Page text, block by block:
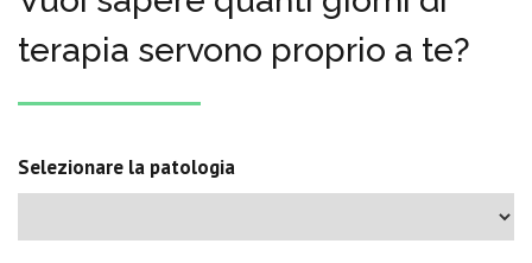
terapia servono proprio a te?
Selezionare la patologia